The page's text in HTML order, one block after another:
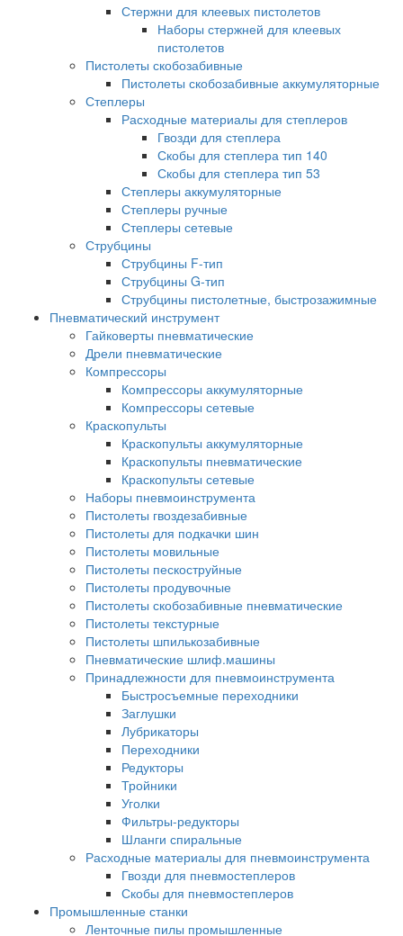
Стержни для клеевых пистолетов
Наборы стержней для клеевых
пистолетов
Пистолеты скобозабивные
Пистолеты скобозабивные аккумуляторные
Степлеры
Расходные материалы для степлеров
Гвозди для степлера
Скобы для степлера тип 140
Скобы для степлера тип 53
Степлеры аккумуляторные
Степлеры ручные
Степлеры сетевые
Струбцины
Струбцины F-тип
Струбцины G-тип
Струбцины пистолетные, быстрозажимные
Пневматический инструмент
Гайковерты пневматические
Дрели пневматические
Компрессоры
Компрессоры аккумуляторные
Компрессоры сетевые
Краскопульты
Краскопульты аккумуляторные
Краскопульты пневматические
Краскопульты сетевые
Наборы пневмоинструмента
Пистолеты гвоздезабивные
Пистолеты для подкачки шин
Пистолеты мовильные
Пистолеты пескоструйные
Пистолеты продувочные
Пистолеты скобозабивные пневматические
Пистолеты текстурные
Пистолеты шпилькозабивные
Пневматические шлиф.машины
Принадлежности для пневмоинструмента
Быстросъемные переходники
Заглушки
Лубрикаторы
Переходники
Редукторы
Тройники
Уголки
Фильтры-редукторы
Шланги спиральные
Расходные материалы для пневмоинструмента
Гвозди для пневмостеплеров
Скобы для пневмостеплеров
Промышленные станки
Ленточные пилы промышленные